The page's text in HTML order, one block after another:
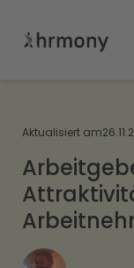
Aktualisiert am